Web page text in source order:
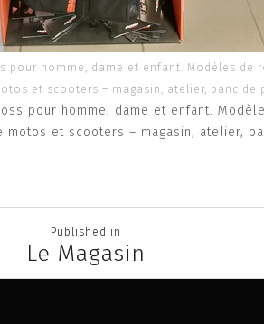
pour homme, dame et enfant. Modèles de
et scooters – magasin, atelier, banc de
pour homme, dame et enfant.
et scooters – magasin, atelier,
Published in
Le Magasin